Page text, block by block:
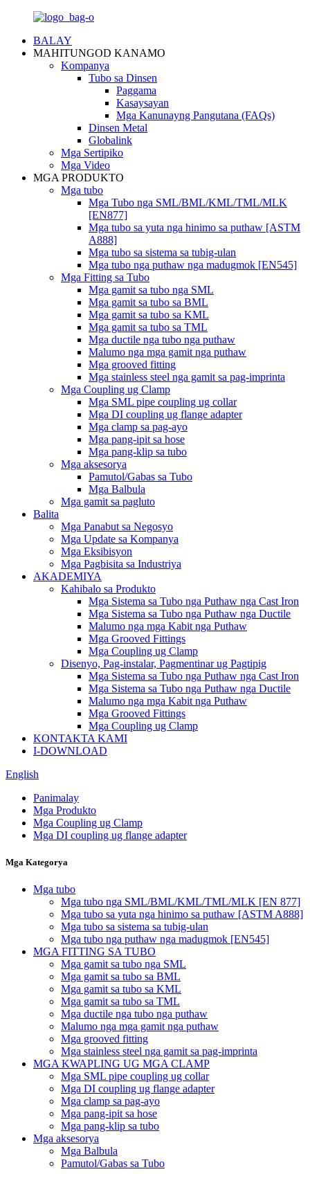
BALAY
MAHITUNGOD KANAMO
Kompanya
Tubo sa Dinsen
Paggama
Kasaysayan
Mga Kanunayng Pangutana (FAQs)
Dinsen Metal
Globalink
Mga Sertipiko
Mga Video
MGA PRODUKTO
Mga tubo
Mga Tubo nga SML/BML/KML/TML/MLK
[EN877]
Mga tubo sa yuta nga hinimo sa puthaw [ASTM
A888]
Mga tubo sa sistema sa tubig-ulan
Mga tubo nga puthaw nga madugmok [EN545]
Mga Fitting sa Tubo
Mga gamit sa tubo nga SML
Mga gamit sa tubo sa BML
Mga gamit sa tubo sa KML
Mga gamit sa tubo sa TML
Mga ductile nga tubo nga puthaw
Malumo nga mga gamit nga puthaw
Mga grooved fitting
Mga stainless steel nga gamit sa pag-imprinta
Mga Coupling ug Clamp
Mga SML pipe coupling ug collar
Mga DI coupling ug flange adapter
Mga clamp sa pag-ayo
Mga pang-ipit sa hose
Mga pang-klip sa tubo
Mga aksesorya
Pamutol/Gabas sa Tubo
Mga Balbula
Mga gamit sa pagluto
Balita
Mga Panabut sa Negosyo
Mga Update sa Kompanya
Mga Eksibisyon
Mga Pagbisita sa Industriya
AKADEMIYA
Kahibalo sa Produkto
Mga Sistema sa Tubo nga Puthaw nga Cast Iron
Mga Sistema sa Tubo nga Puthaw nga Ductile
Malumo nga mga Kabit nga Puthaw
Mga Grooved Fittings
Mga Coupling ug Clamp
Disenyo, Pag-instalar, Pagmentinar ug Pagtipig
Mga Sistema sa Tubo nga Puthaw nga Cast Iron
Mga Sistema sa Tubo nga Puthaw nga Ductile
Malumo nga mga Kabit nga Puthaw
Mga Grooved Fittings
Mga Coupling ug Clamp
KONTAKTA KAMI
I-DOWNLOAD
English
Panimalay
Mga Produkto
Mga Coupling ug Clamp
Mga DI coupling ug flange adapter
Mga Kategorya
Mga tubo
Mga tubo nga SML/BML/KML/TML/MLK [EN 877]
Mga tubo sa yuta nga hinimo sa puthaw [ASTM A888]
Mga tubo sa sistema sa tubig-ulan
Mga tubo nga puthaw nga madugmok [EN545]
MGA FITTING SA TUBO
Mga gamit sa tubo nga SML
Mga gamit sa tubo sa BML
Mga gamit sa tubo sa KML
Mga gamit sa tubo sa TML
Mga ductile nga tubo nga puthaw
Malumo nga mga gamit nga puthaw
Mga grooved fitting
Mga stainless steel nga gamit sa pag-imprinta
MGA KWAPLING UG MGA CLAMP
Mga SML pipe coupling ug collar
Mga DI coupling ug flange adapter
Mga clamp sa pag-ayo
Mga pang-ipit sa hose
Mga pang-klip sa tubo
Mga aksesorya
Mga Balbula
Pamutol/Gabas sa Tubo